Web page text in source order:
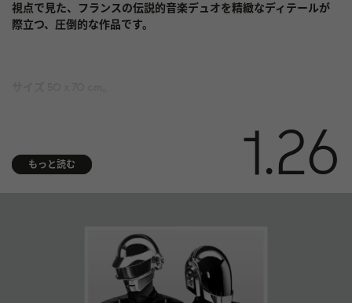
視点で見た、フランスの伝説的音楽デュオを精緻なディテールが
際立つ、圧倒的な作品です。
Rag® Bright White にアーカイブ顔料プリント。ISO 9706 美術館品
仕上げ 右下隅に番号
額装 額装は付属しません。スウェーデンのお客様限定で額装サー
ビスを提供しています。ガラスの額装は壊れやすいため、海外へ
の発送はできません。詳細についてはお問い合わせください。
もっと読む 1.26